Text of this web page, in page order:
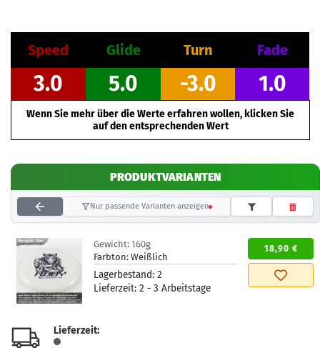
Speed Glide Turn Fade
3.0 5.0 -3.0 1.0
Wenn Sie mehr über die Werte erfahren wollen, klicken Sie
auf den entsprechenden Wert
PRODUKTVARIANTEN
Nur passende Varianten anzeigen
Gewicht: 160g
Farbton: Weißlich
Lagerbestand: 2
Lieferzeit: 2 - 3 Arbeitstage
18,90 €
Lieferzeit: